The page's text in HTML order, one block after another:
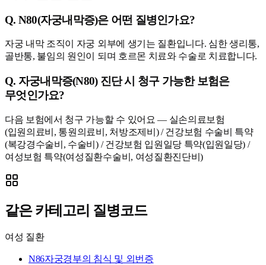
Q. N80(자궁내막증)은 어떤 질병인가요?
자궁 내막 조직이 자궁 외부에 생기는 질환입니다. 심한 생리통,
골반통, 불임의 원인이 되며 호르몬 치료와 수술로 치료합니다.
Q. 자궁내막증(N80) 진단 시 청구 가능한 보험은
무엇인가요?
다음 보험에서 청구 가능할 수 있어요 — 실손의료보험
(입원의료비, 통원의료비, 처방조제비) / 건강보험 수술비 특약
(복강경수술비, 수술비) / 건강보험 입원일당 특약(입원일당) /
여성보험 특약(여성질환수술비, 여성질환진단비)
같은 카테고리 질병코드
여성 질환
N86자궁경부의 침식 및 외번증